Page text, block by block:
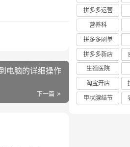
电脑的详细操作
下一篇
拼多多运营
营养科
拼多多刷单
拼多多新店
生殖医院
淘宝开店
甲状腺结节